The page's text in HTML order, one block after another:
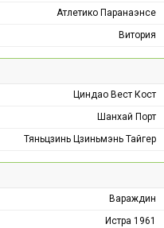
Атлетико Паранаэнсе
Витория
Циндао Вест Кост
Шанхай Порт
Тяньцзинь Цзиньмэнь Тайгер
Вараждин
Истра 1961